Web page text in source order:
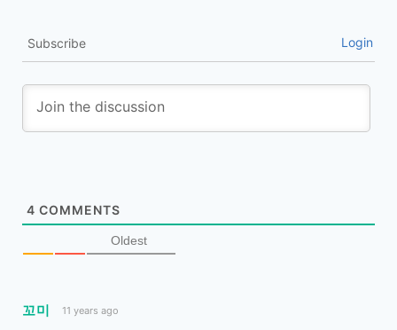
Subscribe Login
4 COMMENTS
Oldest
꼬미 11 years ago